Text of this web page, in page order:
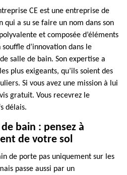
CE est une entreprise de
qui a su se faire un nom dans son
et composée d’éléments
d’innovation dans le
salle de bain. Son expertise a
plus exigeants, qu’ils soient des
Si vous avez une mission à lui
gratuit. Vous recevrez le
délais.
bain : pensez à
de votre sol
de porte pas uniquement sur les
passe aussi par un